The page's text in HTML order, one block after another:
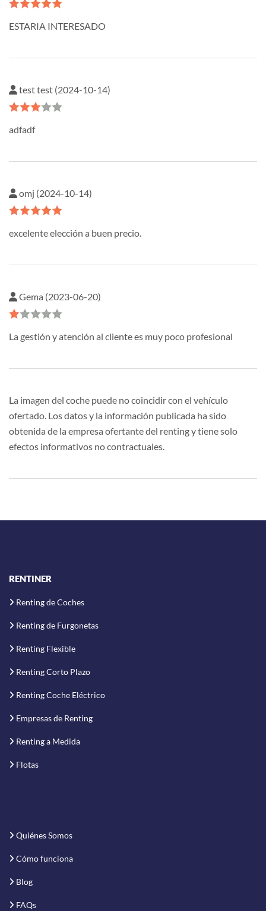
ESTARIA INTERESADO
test test (2024-10-14)
adfadf
omj (2024-10-14)
excelente elección a buen precio.
Gema (2023-06-20)
La gestión y atención al cliente es muy poco profesional
La imagen del coche puede no coincidir con el vehículo
ofertado. Los datos y la información publicada ha sido
obtenida de la empresa ofertante del renting y tiene solo
efectos informativos no contractuales.
RENTINER
Renting de Coches
Renting de Furgonetas
Renting Flexible
Renting Corto Plazo
Renting Coche Eléctrico
Empresas de Renting
Renting a Medida
Flotas
Quiénes Somos
Cómo funciona
Blog
FAQs